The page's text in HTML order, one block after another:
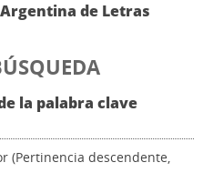
de Letras
la palabra clave
(Pertinencia descendente,